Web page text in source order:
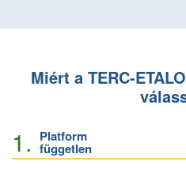
Miért a TERC-
1. Platform
független